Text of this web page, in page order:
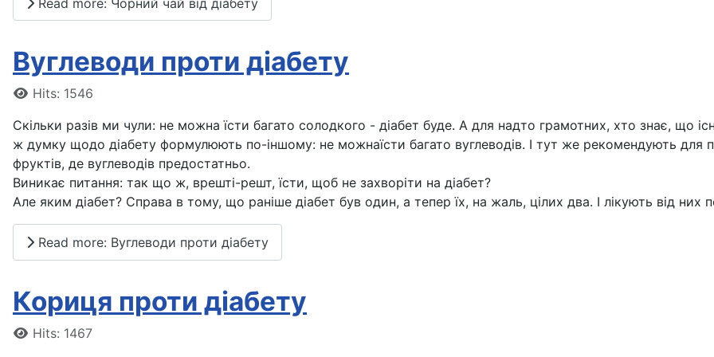
Вуглеводи проти діабету
DetailsHits: 1546
Скільки разів ми чули: не можна їсти багато солодкого - діабет буде. А для надто грамотних, хто знає, що
ж думку щодо діабету формулюють по-іншому: не можнаїсти багато вуглеводів. І тут же рекомендують для
фруктів, де вуглеводів предостатньо.
Виникає питання: так що ж, врешті-решт, їсти, щоб не захворіти на діабет?
Але яким діабет? Справа в тому, що раніше діабет був один, а тепер їх, на жаль, цілих два. І лікують від них
Read more: Вуглеводи проти діабету
Кориця проти діабету
DetailsHits: 1467